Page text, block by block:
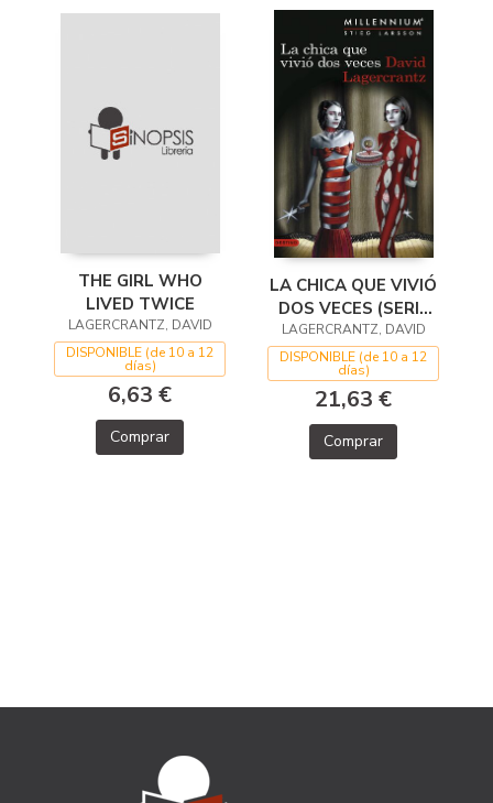
THE GIRL WHO
LIVED TWICE
LAGERCRANTZ, DAVID
DISPONIBLE (de 10 a 12
días)
6,63 €
Comprar
LA CHICA QUE VIVIÓ
DOS VECES (SERIE
MILLENNIUM 6)
LAGERCRANTZ, DAVID
DISPONIBLE (de 10 a 12
días)
21,63 €
Comprar